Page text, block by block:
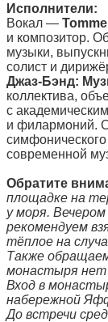
Исполнители:
Вокал —
и композитор.
музыки,
солист и
Джаз-Бэнд:
коллектива,
с
и филармоний.
симфонического
современной
Обратите
площадке на
у моря.
рекомендуем
тёплое на
Также
монастыря нет
Вход в
набережной
До встречи